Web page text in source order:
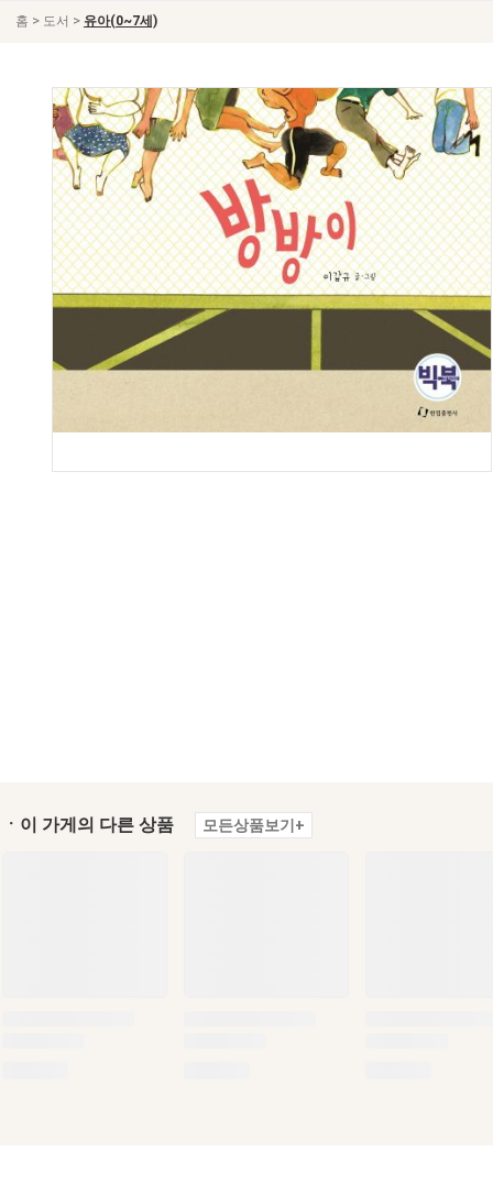
홈 > 도서 > 유아(0~7세)
ㆍ이 가게의 다른 상품 모든상품보기+